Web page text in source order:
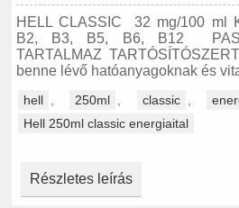
HELL CLASSIC 32 mg/100 ml
B2, B3, B5, B6, B12
TARTALMAZ
benne lévő hatóanyagoknak és
hell 250ml classic
Hell 250ml classic energiaital
Részletes leírás